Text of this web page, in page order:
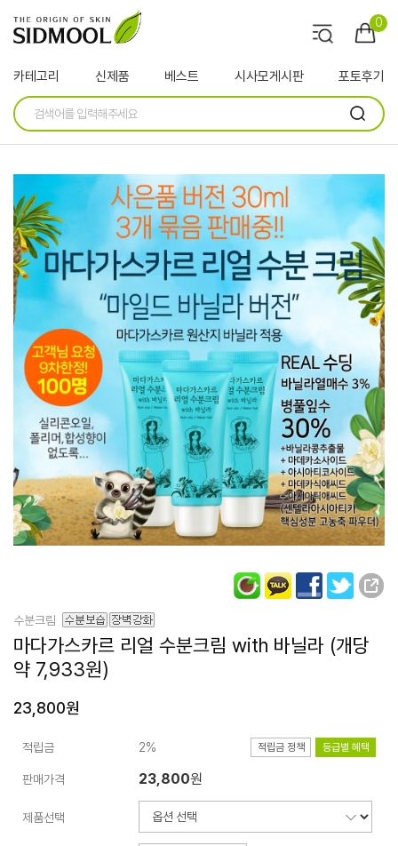
0
카테고리 신제품 베스트 시사모게시판 포토후기
수분크림
마다가스카르 리얼 수분크림 with 바닐라 (개당
약 7,933원)
23,800원
적립금 2% 적립금 정책 등급별 혜택
판매가격 23,800원
제품선택